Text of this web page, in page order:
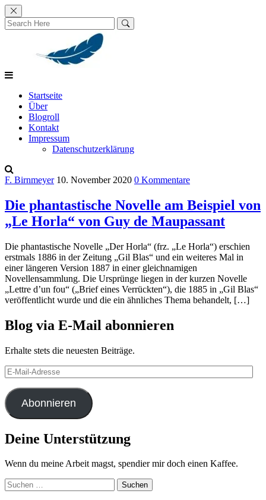
Skip
to
content
Startseite
Über
Blogroll
Kontakt
Impressum
Datenschutzerklärung
F. Birnmeyer 10. November 2020 0 Kommentare
Die phantastische Novelle am Beispiel von
„Le Horla“ von Guy de Maupassant
Die phantastische Novelle „Der Horla“ (frz. „Le Horla“) erschien
erstmals 1886 in der Zeitung „Gil Blas“ und ein weiteres Mal in
einer längeren Version 1887 in einer gleichnamigen
Novellensammlung. Die Ursprünge liegen in der kurzen Novelle
„Lettre d’un fou“ („Brief eines Verrückten“), die 1885 in „Gil Blas“
veröffentlicht wurde und die ein ähnliches Thema behandelt, […]
Blog via E-Mail abonnieren
Erhalte stets die neuesten Beiträge.
E-
Mail-
Adresse
Abonnieren
Deine Unterstützung
Wenn du meine Arbeit magst, spendier mir doch einen Kaffee.
Suchen
nach: